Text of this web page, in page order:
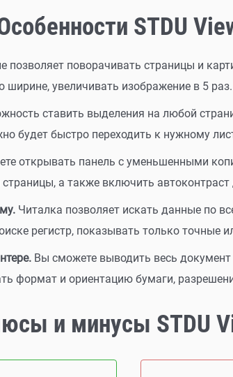
STDU
позволяет поворачивать страницы и
увеличивать изображение в 5 раз.
ставить выделения на любой
будет быстро переходить к нужному
открывать панель с уменьшенными
а также включить автоконтраст
Читалка позволяет искать данные по
регистр, показывать только точные
Вы сможете выводить весь
формат и ориентацию бумаги,
и минусы STDU